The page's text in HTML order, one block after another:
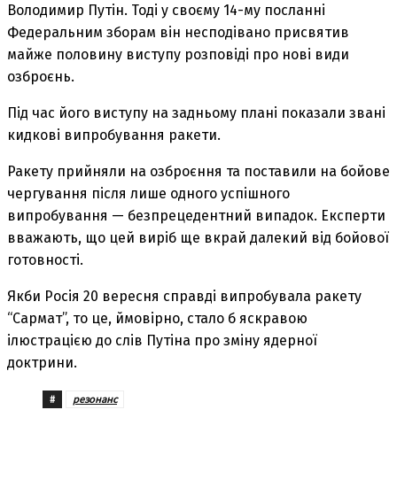
Володимир Путін. Тоді у своєму 14-му посланні
Федеральним зборам він несподівано присвятив
майже половину виступу розповіді про нові види
озброєнь.
Під час його виступу на задньому плані показали звані
кидкові випробування ракети.
Ракету прийняли на озброєння та поставили на бойове
чергування після лише одного успішного
випробування — безпрецедентний випадок. Експерти
вважають, що цей виріб ще вкрай далекий від бойової
готовності.
Якби Росія 20 вересня справді випробувала ракету
“Сармат”, то це, ймовірно, стало б яскравою
ілюстрацією до слів Путіна про зміну ядерної
доктрини.
# резонанс